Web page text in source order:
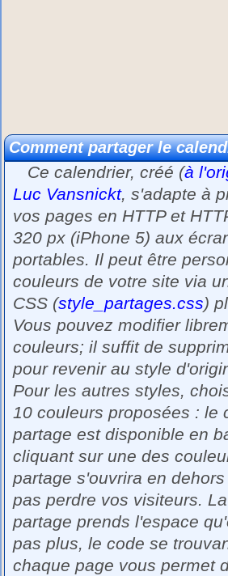
Comment partager le
Ce calendrier, créé (à
Luc Vansnickt, s'adapte à
vos pages en HTTP et
320 px (iPhone 5) aux
portables. Il peut être
couleurs de votre site via
CSS (style_partages.css)
Vous pouvez modifier
couleurs; il suffit de
pour revenir au style
Pour les autres styles,
10 couleurs proposées : le
partage est disponible en
cliquant sur une des
partage s'ouvrira en
pas perdre vos visiteurs.
partage prends l'espace
pas plus, le code se
chaque page vous permet